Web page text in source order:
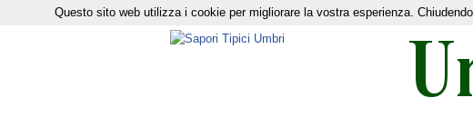
Il nostro network:Home
Questo sito web utilizza i cookie per migliorare la vostra esperienza.